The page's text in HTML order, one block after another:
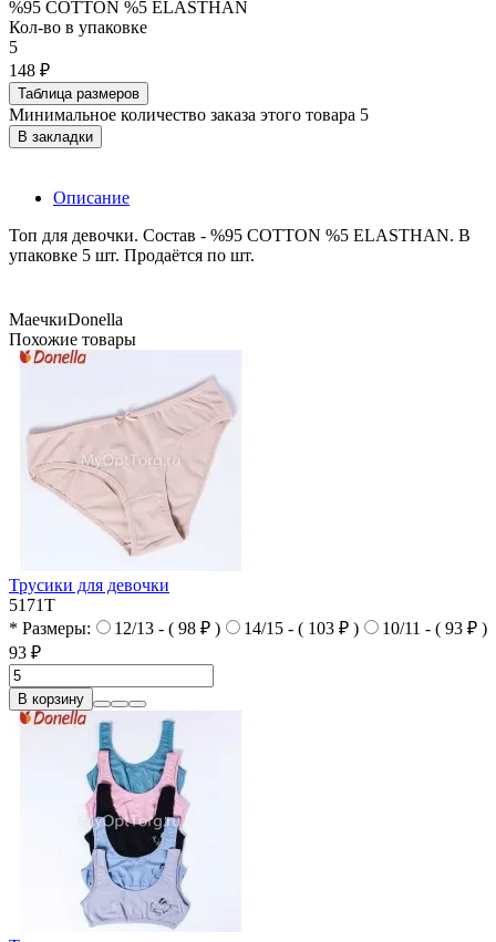
%95 COTTON %5 ELASTHAN
Кол-во в упаковке
5
148 ₽
Таблица размеров
Минимальное количество заказа этого товара 5
В закладки
Описание
Топ для девочки. Состав - %95 COTTON %5 ELASTHAN. В
упаковке 5 шт. Продаётся по шт.
МаечкиDonella
Похожие товары
Трусики для девочки
5171T
* Размеры:
12/13 - ( 98 ₽ ) 14/15 - ( 103 ₽ )
10/11 - ( 93 ₽ )
93 ₽
В корзину